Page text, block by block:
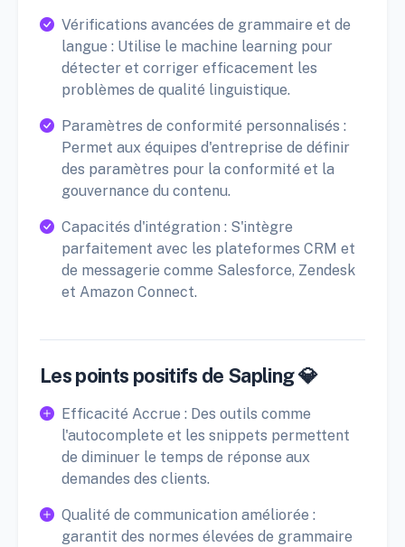
Vérifications avancées de grammaire et de
langue : Utilise le machine learning pour
détecter et corriger efficacement les
problèmes de qualité linguistique.
Paramètres de conformité personnalisés :
Permet aux équipes d'entreprise de définir
des paramètres pour la conformité et la
gouvernance du contenu.
Capacités d'intégration : S'intègre
parfaitement avec les plateformes CRM et
de messagerie comme Salesforce, Zendesk
et Amazon Connect.
Les points positifs de Sapling 💎
Efficacité Accrue : Des outils comme
l'autocomplete et les snippets permettent
de diminuer le temps de réponse aux
demandes des clients.
Qualité de communication améliorée :
garantit des normes élevées de grammaire